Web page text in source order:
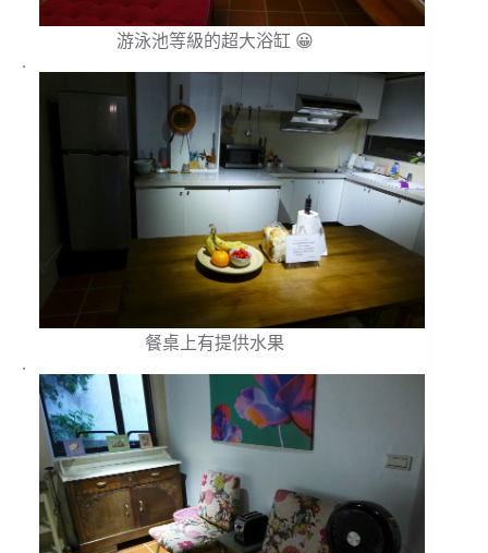
游泳池等級的超大浴缸 😀
.
餐桌上有提供水果
.